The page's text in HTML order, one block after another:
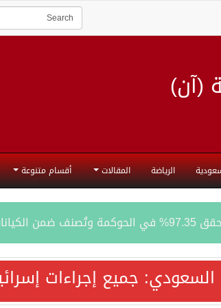
(آن)
الرياضة المقالات أقسام متنوعة
الثالث على التوالي
ترامب: المحادثات مع إيران جارية الآن
السعودي: جميع إجراءات